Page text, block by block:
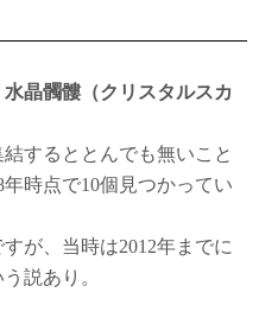
水晶髑髏（クリスタルスカ
するととんでも無いこと
時点で10個見つかってい
が、当時は2012年までに
説あり。